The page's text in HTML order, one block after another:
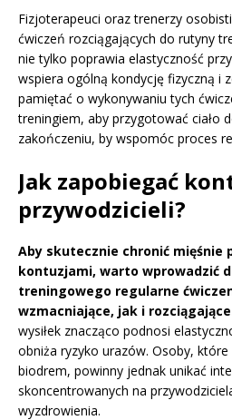
Fizjoterapeuci oraz trenerzy
ćwiczeń rozciągających do rutyny
nie tylko poprawia elastyczność
wspiera ogólną kondycję fizyczną i
pamiętać o wykonywaniu tych
treningiem, aby przygotować ciało
zakończeniu, by wspomóc proces
Jak zapobiegać
przywodzicieli?
Aby skutecznie chronić mięśnie
kontuzjami, warto wprowadzić
treningowego regularne
wzmacniające, jak i
wysiłek znacząco podnosi
obniża ryzyko urazów. Osoby, które
biodrem, powinny jednak unikać
skoncentrowanych na
wyzdrowienia.